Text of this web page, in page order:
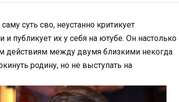
суть сво, неустанно критикует
и публикует их у себя на ютубе. Он настолько
действиям между двумя близкими некогда
родину, но не выступать на